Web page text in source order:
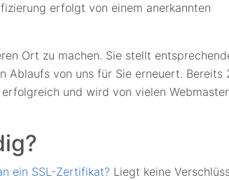
erfolgt von einem anerkannten
Ort zu machen. Sie stellt
Ablaufs von uns für Sie erneuert. Bereits
und wird von vielen
ein SSL-Zertifikat? Liegt keine